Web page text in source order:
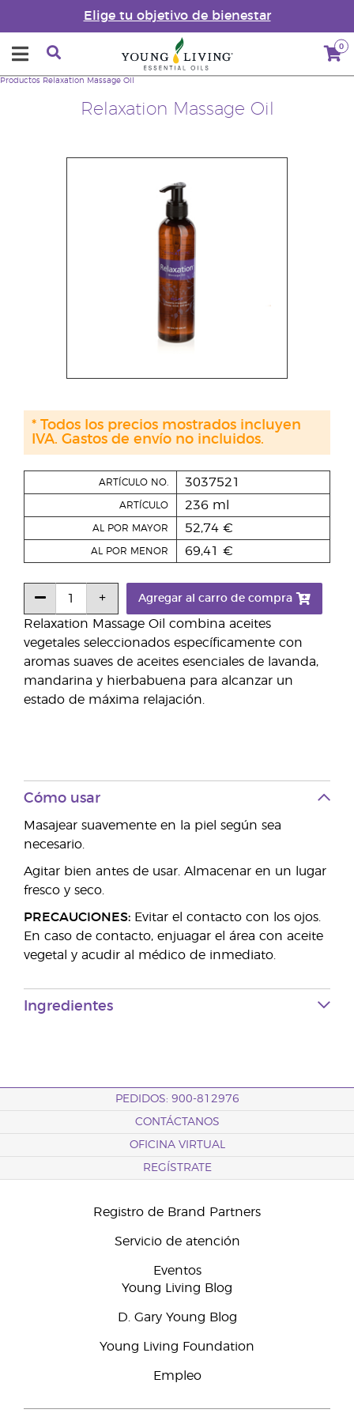
Elige tu objetivo de bienestar
0
Relaxation Massage Oil
Productos Relaxation Massage Oil
Relaxation Massage Oil combina aceites
vegetales seleccionados específicamente con
aromas suaves de aceites esenciales de lavanda,
mandarina y hierbabuena para alcanzar un
estado de máxima relajación.
ARTÍCULO NO. 3037521
ARTÍCULO 236 ml
AL POR MAYOR 52,74 €
AL POR MENOR 69,41 €
Agregar al carro de compra
* Todos los precios mostrados incluyen
IVA. Gastos de envío no incluidos.
Cómo usar
Masajear suavemente en la piel según sea
necesario.
Agitar bien antes de usar. Almacenar en un lugar
fresco y seco.
PRECAUCIONES: Evitar el contacto con los ojos.
En caso de contacto, enjuagar el área con aceite
vegetal y acudir al médico de inmediato.
Ingredientes
PEDIDOS: 900-812976
CONTÁCTANOS
OFICINA VIRTUAL
REGÍSTRATE
Registro de Brand Partners
Servicio de atención
Eventos
Young Living Blog
D. Gary Young Blog
Young Living Foundation
Empleo